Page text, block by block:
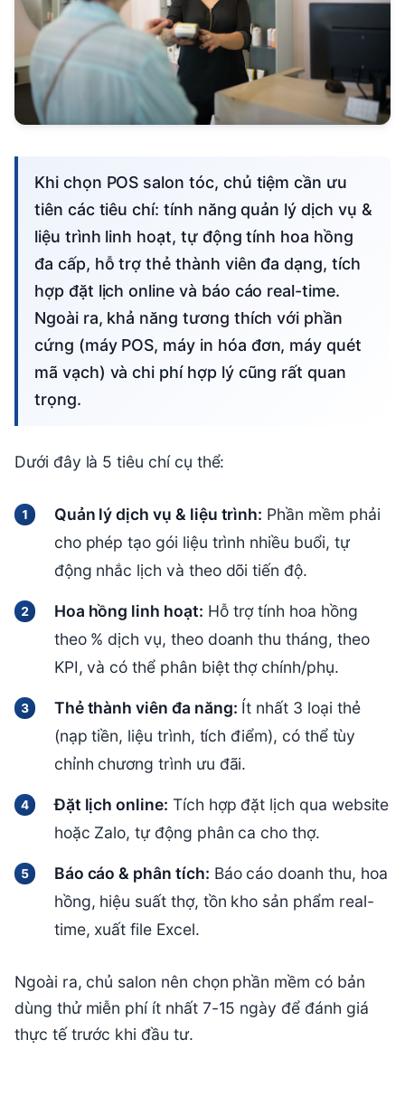
Khi chọn POS salon tóc, chủ tiệm cần ưu
tiên các tiêu chí: tính năng quản lý dịch vụ &
liệu trình linh hoạt, tự động tính hoa hồng
đa cấp, hỗ trợ thẻ thành viên đa dạng, tích
hợp đặt lịch online và báo cáo real-time.
Ngoài ra, khả năng tương thích với phần
cứng (máy POS, máy in hóa đơn, máy quét
mã vạch) và chi phí hợp lý cũng rất quan
trọng.
Dưới đây là 5 tiêu chí cụ thể:
Quản lý dịch vụ & liệu trình: Phần mềm phải
cho phép tạo gói liệu trình nhiều buổi, tự
động nhắc lịch và theo dõi tiến độ.
Hoa hồng linh hoạt: Hỗ trợ tính hoa hồng
theo % dịch vụ, theo doanh thu tháng, theo
KPI, và có thể phân biệt thợ chính/phụ.
Thẻ thành viên đa năng: Ít nhất 3 loại thẻ
(nạp tiền, liệu trình, tích điểm), có thể tùy
chỉnh chương trình ưu đãi.
Đặt lịch online: Tích hợp đặt lịch qua website
hoặc Zalo, tự động phân ca cho thợ.
Báo cáo & phân tích: Báo cáo doanh thu, hoa
hồng, hiệu suất thợ, tồn kho sản phẩm real-
time, xuất file Excel.
Ngoài ra, chủ salon nên chọn phần mềm có bản
dùng thử miễn phí ít nhất 7-15 ngày để đánh giá
thực tế trước khi đầu tư.